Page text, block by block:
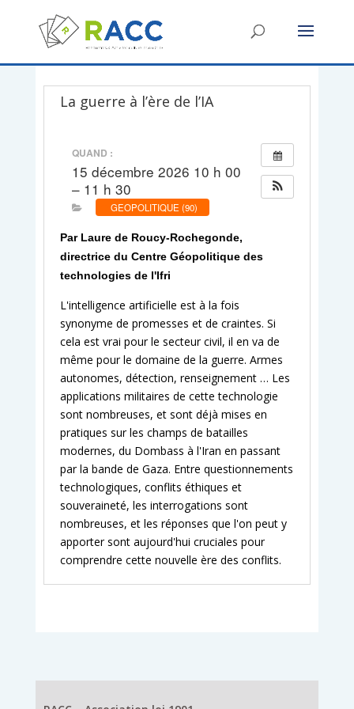
La guerre à l’ère de l’IA
QUAND :
15 décembre 2026 10 h 00
– 11 h 30
GEOPOLITIQUE (90)
Par Laure de Roucy-Rochegonde,
directrice du Centre Géopolitique des
technologies de l'Ifri
L'intelligence artificielle est à la fois
synonyme de promesses et de craintes. Si
cela est vrai pour le secteur civil, il en va de
même pour le domaine de la guerre. Armes
autonomes, détection, renseignement … Les
applications militaires de cette technologie
sont nombreuses, et sont déjà mises en
pratiques sur les champs de batailles
modernes, du Dombass à l'Iran en passant
par la bande de Gaza. Entre questionnements
technologiques, conflits éthiques et
souveraineté, les interrogations sont
nombreuses, et les réponses que l'on peut y
apporter sont aujourd'hui cruciales pour
comprendre cette nouvelle ère des conflits.